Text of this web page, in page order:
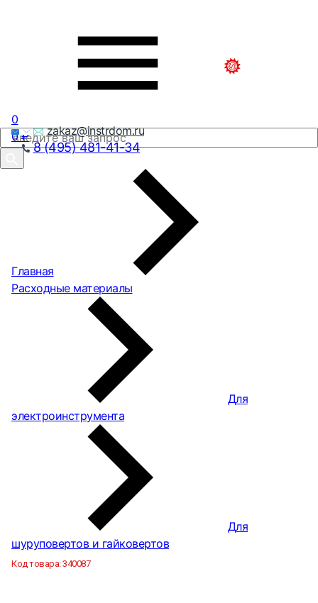
zakaz@instrdom.ru
8 (495) 481-41-34
0
0₽
Главная
Расходные материалы
Для
электроинструмента
Для
шуруповертов и гайковертов
Код товара:340087